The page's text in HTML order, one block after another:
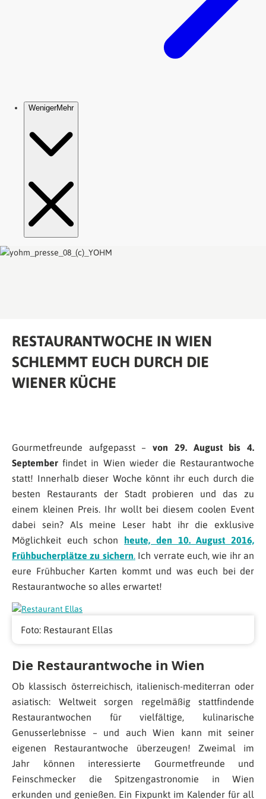
RESTAURANTWOCHE IN WIEN
SCHLEMMT EUCH DURCH DIE
WIENER KÜCHE
Gourmetfreunde aufgepasst –von 29. August bis 4.
September findet in Wien wieder die Restaurantwoche
statt! Innerhalb dieser Woche könnt ihr euch durch die
besten Restaurants der Stadt probieren und das zu
einem kleinen Preis. Ihr wollt bei diesem coolen Event
dabei sein? Als meine Leser habt ihr die exklusive
Möglichkeit euch schon heute, den 10. August 2016,
Frühbucherplätze zu sichern.Ich verrate euch, wie ihr an
eure Frühbucher Karten kommt und was euch bei der
Restaurantwoche so alles erwartet!
Foto: Restaurant Ellas
Die Restaurantwoche in Wien
Ob klassisch österreichisch, italienisch-mediterran oder
asiatisch: Weltweit sorgen regelmäßig stattfindende
Restaurantwochen für vielfältige, kulinarische
Genusserlebnisse – und auch Wien kann mit seiner
eigenen Restaurantwoche überzeugen! Zweimal im
Jahr können interessierte Gourmetfreunde und
Feinschmecker die Spitzengastronomie in Wien
erkunden und genießen. Ein Fixpunkt im Kalender für all